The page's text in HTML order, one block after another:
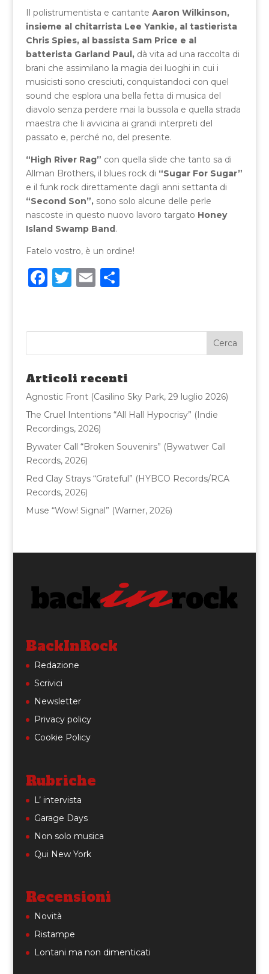
Il polistrumentista e cantante Aaron Wilkinson,
insieme al chitarrista Lee Yankie, al tastierista
Chris Spies, al bassista Sam Price e al
batterista Garland Paul,dà vita ad una raccolta di
brani che assimilano la magia dei luoghi in cui i
musicisti sono cresciuti, conquistandoci con quel
sound che esplora una bella fetta di musica del
diavolo senza perdere mai la bussola e quella strada
maestra che li avvicina ai grandi interpreti del
passato e, perché no, del presente.
“High River Rag” con quella slide che tanto sa di
Allman Brothers, il blues rock di “Sugar For Sugar”
e il funk rock direttamente dagli anni settanta di
“Second Son”,sono solo alcune delle perle
nascoste in questo nuovo lavoro targato Honey
Island Swamp Band.
Fatelo vostro, è un ordine!
F
e
b
o
o
k
T
te
r
E
l
C
di
vi
di
Articoli recenti
Agnostic Front (Casilino Sky Park, 29 luglio 2026)
The Cruel Intentions “All Hall Hypocrisy” (Indie
Recordings, 2026)
Bywater Call “Broken Souvenirs” (Bywatwer Call
Records, 2026)
Red Clay Strays “Grateful” (HYBCO Records/RCA
Records, 2026)
Muse “Wow! Signal” (Warner, 2026)
BackInRock
Redazione
Scrivici
Newsletter
Privacy policy
Cookie Policy
Rubriche
L’ intervista
Garage Days
Non solo musica
Qui New York
Recensioni
Novità
Ristampe
Lontani ma non dimenticati